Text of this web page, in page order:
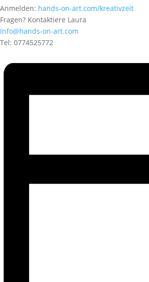
Anmelden: hands-on-art.com/kreativzeit
Fragen? Kontaktiere Laura
Info@hands-on-art.com
Tel: 0774525772